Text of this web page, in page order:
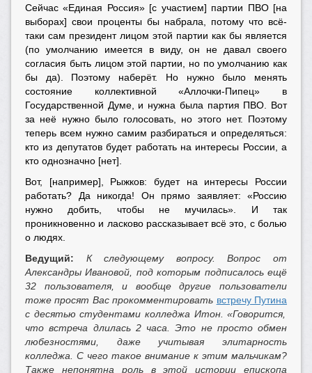
Сейчас «Единая Россия» [с участием] партии ПВО [на
выборах] свои проценты бы набрала, потому что всё-
таки сам президент лицом этой партии как бы является
(по умолчанию имеется в виду, он не давал своего
согласия быть лицом этой партии, но по умолчанию как
бы да). Поэтому наберёт. Но нужно было менять
состояние коллективной «Аллочки-Пипец» в
Государственной Думе, и нужна была партия ПВО. Вот
за неё нужно было голосовать, но этого нет. Поэтому
теперь всем нужно самим разбираться и определяться:
кто из депутатов будет работать на интересы России, а
кто однозначно [нет].
Вот, [например], Рыжков: будет на интересы России
работать? Да никогда! Он прямо заявляет: «Россию
нужно добить, чтобы не мучилась». И так
проникновенно и ласково рассказывает всё это, с болью
о людях.
Ведущий: К следующему вопросу. Вопрос от
Александры Ивановой, под которым подписалось ещё
32 пользователя, и вообще другие пользователи
тоже просят Вас прокомментировать встречу Путина
с десятью студентами колледжа Итон. «Говорится,
что встреча длилась 2 часа. Это не просто обмен
любезностями, даже учитывая элитарность
колледжа. С чего такое внимание к этим мальчикам?
Также непонятна роль в этой истории епископа